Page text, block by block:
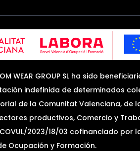
WEAR GROUP SL ha sido
indefinida de determinados
de la Comunitat Valenciana, de
productivos, Comercio y
2023/18/03 cofinanciado por
Ocupación y Formación.